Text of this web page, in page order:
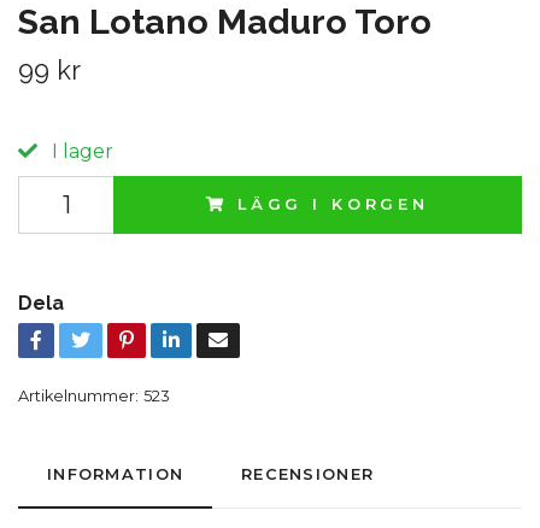
San Lotano Maduro Toro
99 kr
I lager
LÄGG I KORGEN
Dela
Artikelnummer: 523
INFORMATION RECENSIONER